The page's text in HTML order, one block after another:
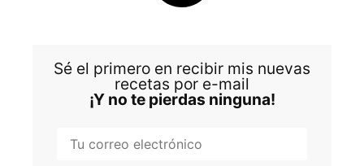
Sé el primero en recibir mis nuevas
recetas por e-mail
¡Y no te pierdas ninguna!